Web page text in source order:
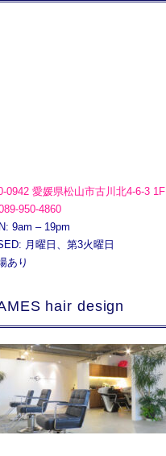
0942 愛媛県松山市古川北4-6-3 1F
950-4860
9am – 19pm
月曜日、第3火曜日
あり
hair design